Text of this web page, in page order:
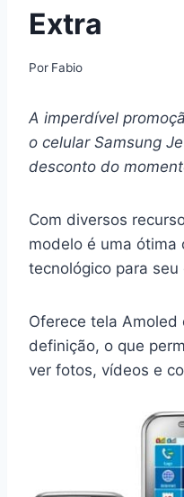
Extra
Por Fabio
A imperdível
o celular Samsung
desconto do
Com diversos
modelo é uma ótima
tecnológico para seu
Oferece tela
definição, o que
ver fotos, vídeos e